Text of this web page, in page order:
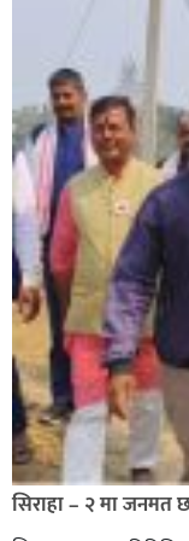
सिराहा – २ मा जनमत